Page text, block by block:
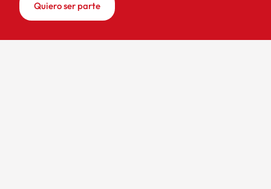
Quiero ser parte